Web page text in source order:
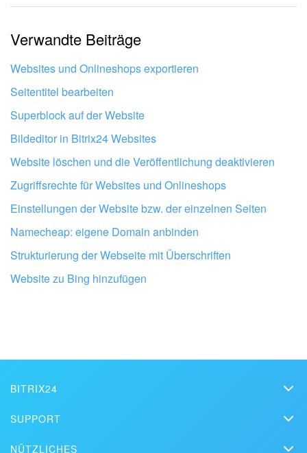
Mir gefällt nicht, wie das Tool funktioniert.
Lassen Sie Ihr Bitrix24 von Profis
einrichten
Verwandte Beiträge
Websites und Onlineshops exportieren
Seitentitel bearbeiten
Superblock auf der Website
Bildeditor in Bitrix24 Websites
Website löschen und die Veröffentlichung deaktivieren
Zugriffsrechte für Websites und Onlineshops
Einstellungen der Website bzw. der einzelnen Seiten
Namecheap: eigene Domain anbinden
Strukturierung der Webseite mit Überschriften
Website zu Bing hinzufügen
BITRIX24
SUPPORT
NÜTZLICHES